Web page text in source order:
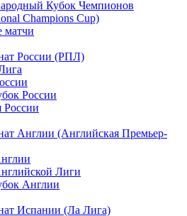
Кубок Чемпионов
Champions Cup)
матчи
России (РПЛ)
России
России
Англии (Английская Премьер-
Лиги
Англии
Испании (Ла Лига)